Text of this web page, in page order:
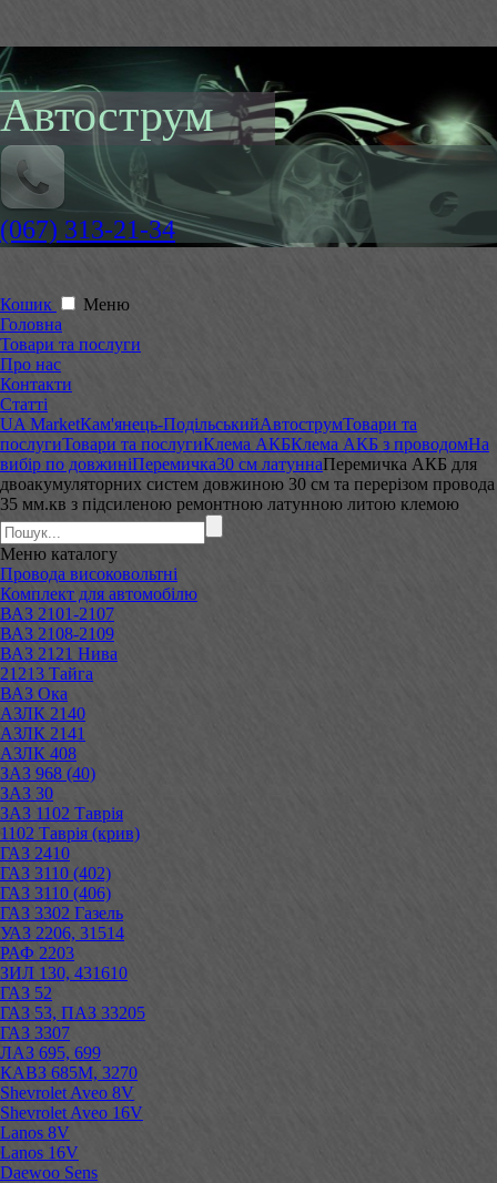
Автострум
(067) 313-21-34
Кошик
Меню
Головна
Товари та послуги
Про нас
Контакти
Статті
UA MarketКам'янець-ПодільськийАвтострумТовари та
послугиТовари та послугиКлема АКБКлема АКБ з проводомНа
вибір по довжиніПеремичка30 см латуннаПеремичка АКБ для
двоакумуляторних систем довжиною 30 см та перерізом провода
35 мм.кв з підсиленою ремонтною латунною литою клемою
Меню каталогу
Провода високовольтні
Комплект для автомобілю
ВАЗ 2101-2107
ВАЗ 2108-2109
ВАЗ 2121 Нива
21213 Тайга
ВАЗ Ока
АЗЛК 2140
АЗЛК 2141
АЗЛК 408
ЗАЗ 968 (40)
ЗАЗ 30
ЗАЗ 1102 Таврія
1102 Таврія (крив)
ГАЗ 2410
ГАЗ 3110 (402)
ГАЗ 3110 (406)
ГАЗ 3302 Газель
УАЗ 2206, 31514
РАФ 2203
ЗИЛ 130, 431610
ГАЗ 52
ГАЗ 53, ПАЗ 33205
ГАЗ 3307
ЛАЗ 695, 699
КАВЗ 685М, 3270
Shevrolet Aveo 8V
Shevrolet Aveo 16V
Lanos 8V
Lanos 16V
Daewoo Sens